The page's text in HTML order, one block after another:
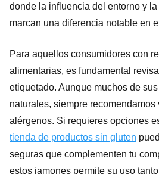
donde la influencia del entorno y la
marcan una diferencia notable en
Para aquellos consumidores con
alimentarias, es fundamental
etiquetado. Aunque muchos de
naturales, siempre
alérgenos. Si requieres opciones
tienda de productos sin gluten
seguras que complementen tu
estos jamones permite su uso